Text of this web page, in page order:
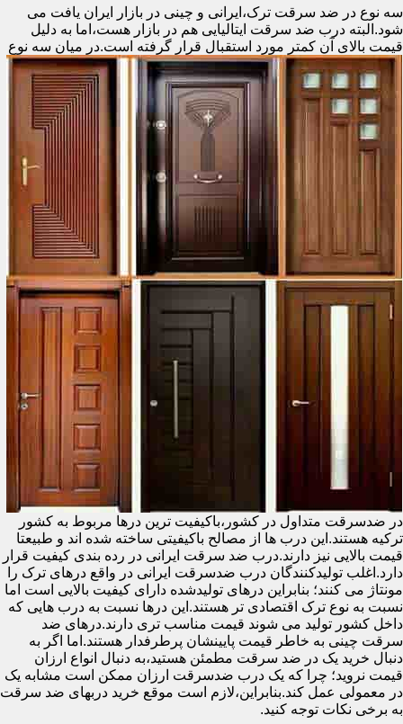
سه نوع در ضد سرقت ترک،ایرانی و چینی در بازار ایران یافت می
شود.البته درب ضد سرقت ایتالیایی هم در بازار هست،اما به دلیل
قیمت بالای آن کمتر مورد استقبال قرار گرفته است.در میان سه نوع
در ضدسرقت متداول در کشور،باکیفیت ترین درها مربوط به کشور
ترکیه هستند.این درب ها از مصالح باکیفیتی ساخته شده اند و طبیعتا
قیمت بالایی نیز دارند.درب ضد سرقت ایرانی در رده بندی کیفیت قرار
دارد.اغلب تولیدکنندگان درب ضدسرقت ایرانی در واقع درهای ترک را
مونتاژ می کنند؛ بنابراین درهای تولیدشده دارای کیفیت بالایی است اما
نسبت به نوع ترک اقتصادی تر هستند.این درها نسبت به درب هایی که
داخل کشور تولید می شوند قیمت مناسب تری دارند.درهای ضد
سرقت چینی به خاطر قیمت پایینشان پرطرفدار هستند.اما اگر به
دنبال خرید یک در ضد سرقت مطمئن هستید،به دنبال انواع ارزان
قیمت نروید؛ چرا که یک درب ضدسرقت ارزان ممکن است مشابه یک
در معمولی عمل کند.بنابراین،لازم است موقع خرید دربهای ضد سرقت
به برخی نکات توجه کنید.